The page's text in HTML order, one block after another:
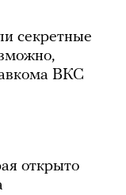
секретные
ВКС
открыто